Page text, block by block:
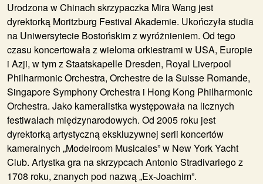
Urodzona w Chinach skrzypaczka Mira Wang jest
dyrektorką Moritzburg Festival Akademie. Ukończyła studia
na Uniwersytecie Bostońskim z wyróżnieniem. Od tego
czasu koncertowała z wieloma orkiestrami w USA, Europie
i Azji, w tym z Staatskapelle Dresden, Royal Liverpool
Philharmonic Orchestra, Orchestre de la Suisse Romande,
Singapore Symphony Orchestra i Hong Kong Philharmonic
Orchestra. Jako kameralistka występowała na licznych
festiwalach międzynarodowych. Od 2005 roku jest
dyrektorką artystyczną ekskluzywnej serii koncertów
kameralnych „Modelroom Musicales” w New York Yacht
Club. Artystka gra na skrzypcach Antonio Stradivariego z
1708 roku, znanych pod nazwą „Ex-Joachim”.